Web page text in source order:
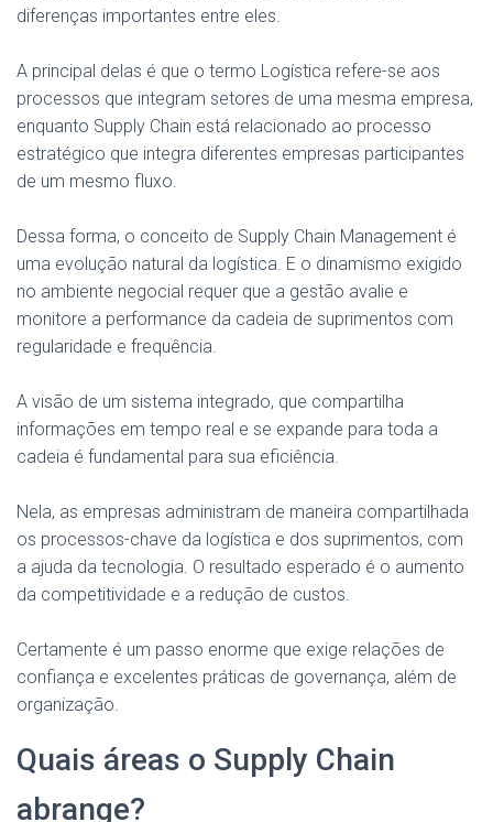
diferenças importantes entre eles.
A principal delas é que o termo Logística refere-se aos
processos que integram setores de uma mesma empresa,
enquanto Supply Chain está relacionado ao processo
estratégico que integra diferentes empresas participantes
de um mesmo fluxo.
Dessa forma, o conceito de Supply Chain Management é
uma evolução natural da logística. E o dinamismo exigido
no ambiente negocial requer que a gestão avalie e
monitore a performance da cadeia de suprimentos com
regularidade e frequência.
A visão de um sistema integrado, que compartilha
informações em tempo real e se expande para toda a
cadeia é fundamental para sua eficiência.
Nela, as empresas administram de maneira compartilhada
os processos-chave da logística e dos suprimentos, com
a ajuda da tecnologia. O resultado esperado é o aumento
da competitividade e a redução de custos.
Certamente é um passo enorme que exige relações de
confiança e excelentes práticas de governança, além de
organização.
Quais áreas o Supply Chain
abrange?